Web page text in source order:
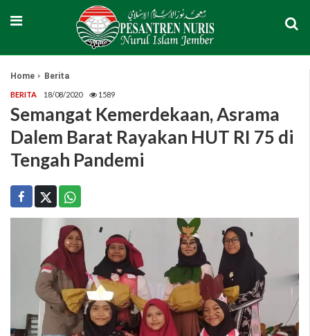
Home Berita
BERITA 18/08/2020 1589
Semangat Kemerdekaan, Asrama
Dalem Barat Rayakan HUT RI 75 di
Tengah Pandemi